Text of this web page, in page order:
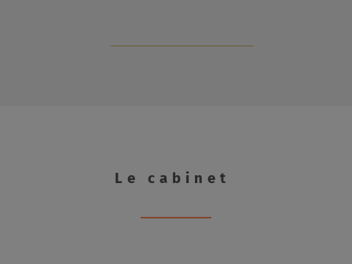
Le cabinet